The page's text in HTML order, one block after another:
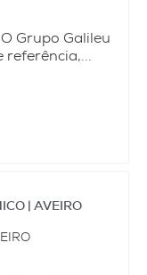
Grupo Galileu
referência,...
| AVEIRO